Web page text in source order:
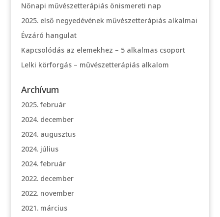
Nőnapi művészetterápiás önismereti nap
2025. első negyedévének művészetterápiás alkalmai
Évzáró hangulat
Kapcsolódás az elemekhez – 5 alkalmas csoport
Lelki körforgás – művészetterápiás alkalom
Archívum
2025. február
2024. december
2024. augusztus
2024. július
2024. február
2022. december
2022. november
2021. március